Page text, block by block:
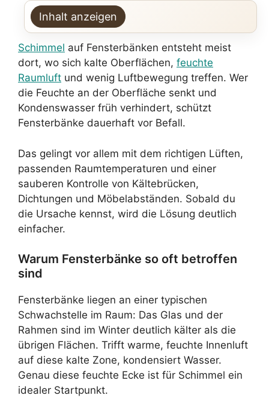
Inhalt anzeigen
Schimmel auf Fensterbänken entsteht meist
dort, wo sich kalte Oberflächen, feuchte
Raumluft und wenig Luftbewegung treffen. Wer
die Feuchte an der Oberfläche senkt und
Kondenswasser früh verhindert, schützt
Fensterbänke dauerhaft vor Befall.
Das gelingt vor allem mit dem richtigen Lüften,
passenden Raumtemperaturen und einer
sauberen Kontrolle von Kältebrücken,
Dichtungen und Möbelabständen. Sobald du
die Ursache kennst, wird die Lösung deutlich
einfacher.
Warum Fensterbänke so oft betroffen
sind
Fensterbänke liegen an einer typischen
Schwachstelle im Raum: Das Glas und der
Rahmen sind im Winter deutlich kälter als die
übrigen Flächen. Trifft warme, feuchte Innenluft
auf diese kalte Zone, kondensiert Wasser.
Genau diese feuchte Ecke ist für Schimmel ein
idealer Startpunkt.